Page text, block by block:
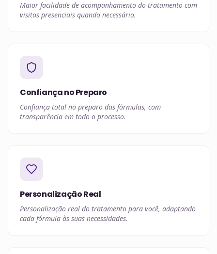
Maior facilidade de acompanhamento do tratamento com
visitas presenciais quando necessário.
Confiança no Preparo
Confiança total no preparo das fórmulas, com
transparência em todo o processo.
Personalização Real
Personalização real do tratamento para você, adaptando
cada fórmula às suas necessidades.